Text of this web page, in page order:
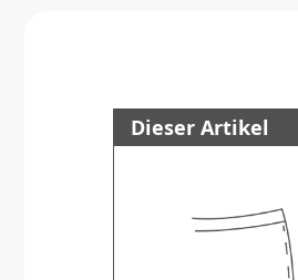
Dieser Artikel